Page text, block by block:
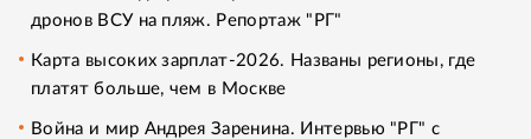
дронов ВСУ на пляж. Репортаж "РГ"
Карта высоких зарплат-2026. Названы регионы, где
платят больше, чем в Москве
Война и мир Андрея Заренина. Интервью "РГ" с